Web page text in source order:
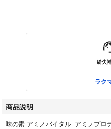
紛失
ラク
商品説明
味の素 アミノバイタル アミノプロ